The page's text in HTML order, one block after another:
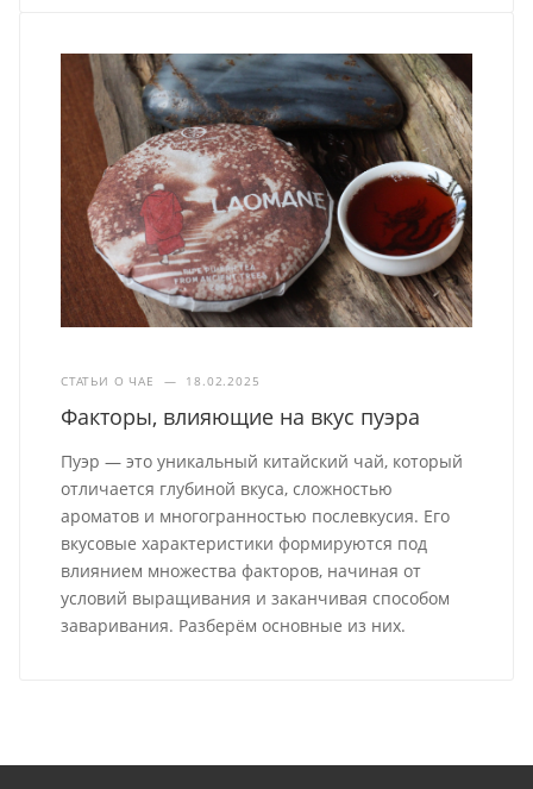
СТАТЬИ О ЧАЕ — 18.02.2025
Факторы, влияющие на вкус пуэра
Пуэр — это уникальный китайский чай, который
отличается глубиной вкуса, сложностью
ароматов и многогранностью послевкусия. Его
вкусовые характеристики формируются под
влиянием множества факторов, начиная от
условий выращивания и заканчивая способом
заваривания. Разберём основные из них.